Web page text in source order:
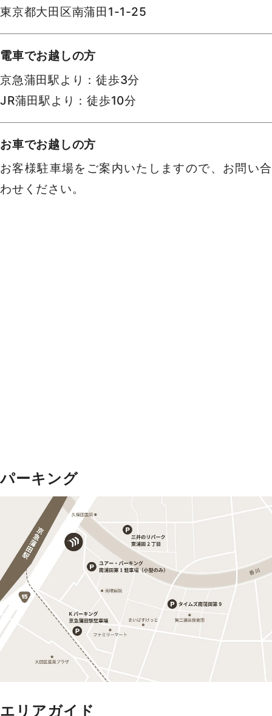
東京都大田区南蒲田1-1-25
電車でお越しの方
京急蒲田駅より：徒歩3分
JR蒲田駅より：徒歩10分
お車でお越しの方
お客様駐車場をご案内いたしますので、お問い合
わせください。
パーキング
エリアガイド